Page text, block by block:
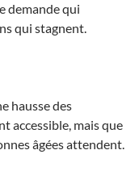
demande qui
qui stagnent.
hausse des
accessible, mais que
âgées attendent.